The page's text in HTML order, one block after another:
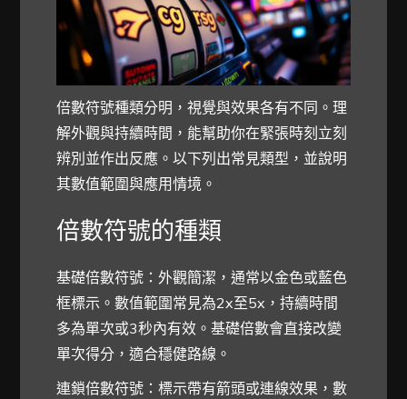
倍數符號種類分明，視覺與效果各有不同。理
解外觀與持續時間，能幫助你在緊張時刻立刻
辨別並作出反應。以下列出常見類型，並說明
其數值範圍與應用情境。
倍數符號的種類
基礎倍數符號：外觀簡潔，通常以金色或藍色
框標示。數值範圍常見為2x至5x，持續時間
多為單次或3秒內有效。基礎倍數會直接改變
單次得分，適合穩健路線。
連鎖倍數符號：標示帶有箭頭或連線效果，數